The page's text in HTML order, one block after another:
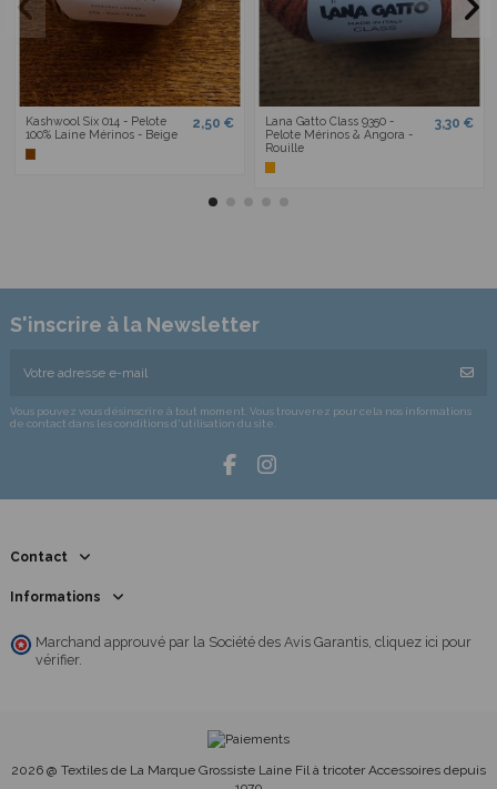
Kashwool Six 014 - Pelote
100% Laine Mérinos - Beige
2,50 €
Lana Gatto Class 9350 -
Pelote Mérinos & Angora -
Rouille
3,30 €
S'inscrire à la Newsletter
Vous pouvez vous désinscrire à tout moment. Vous trouverez pour cela nos informations
de contact dans les conditions d'utilisation du site.
Contact
Informations
Marchand approuvé par la Société des Avis Garantis, cliquez ici pour
vérifier.
2026 @ Textiles de La Marque Grossiste Laine Fil à tricoter Accessoires depuis